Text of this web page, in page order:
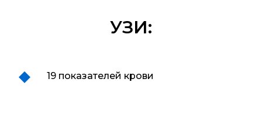
УЗИ:
19 показателей крови